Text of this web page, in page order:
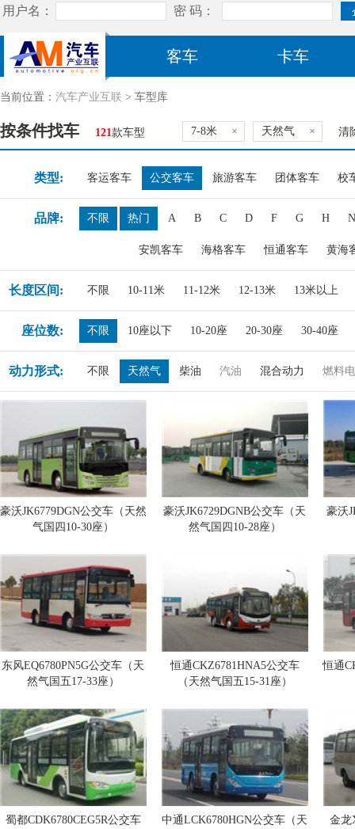
客车 卡车
当前位置： 汽车产业互联 > 车型库
按条件找车 121款车型 7-8米 × 天然气 × 清
类型: 客运客车 公交客车 旅游客车 团体客车 校
品牌: 不限 热门 A B C D F G H N
安凯客车 海格客车 恒通客车 黄海
长度区间: 不限 10-11米 11-12米 12-13米 13米以上
座位数: 不限 10座以下 10-20座 20-30座 30-40座
动力形式: 不限 天然气 柴油 汽油 混合动力 燃料
豪沃JK6779DGN公交车（天然
气国四10-30座）
豪沃JK6729DGNB公交车（天
然气国四10-28座）
豪沃
东风EQ6780PN5G公交车（天
然气国五17-33座）
恒通CKZ6781HNA5公交车
（天然气国五15-31座）
恒通
蜀都CDK6780CEG5R公交车
中通LCK6780HGN公交车（天
金龙